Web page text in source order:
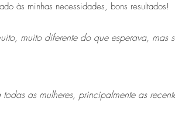
às minhas necessidades, bons resultados!
muito diferente do que esperava, mas
as mulheres, principalmente as